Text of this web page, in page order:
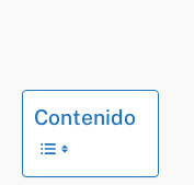
Contenido